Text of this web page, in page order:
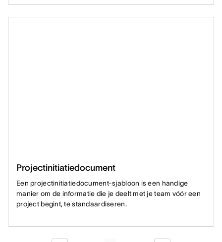
Projectinitiatiedocument
Een projectinitiatiedocument-sjabloon is een handige
manier om de informatie die je deelt met je team vóór een
project begint, te standaardiseren.